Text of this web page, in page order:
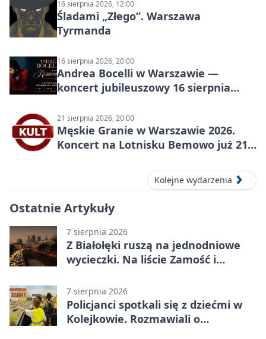
16 sierpnia 2026, 12:00
Śladami „Złego”. Warszawa
Tyrmanda
16 sierpnia 2026, 20:00
Andrea Bocelli w Warszawie —
koncert jubileuszowy 16 sierpnia
21 sierpnia 2026, 20:00
Męskie Granie w Warszawie 2026.
Koncert na Lotnisku Bemowo już 21
Kolejne wydarzenia
Ostatnie Artykuły
7 sierpnia 2026
Z Białołęki ruszą na jednodniowe
wycieczki. Na liście Zamość i
7 sierpnia 2026
Policjanci spotkali się z dziećmi w
Kolejkowie. Rozmawiali o